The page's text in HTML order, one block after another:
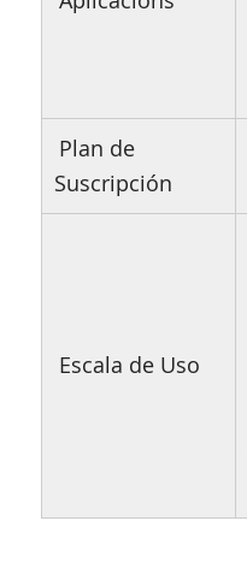
Plan de
Suscripción
Escala de Uso